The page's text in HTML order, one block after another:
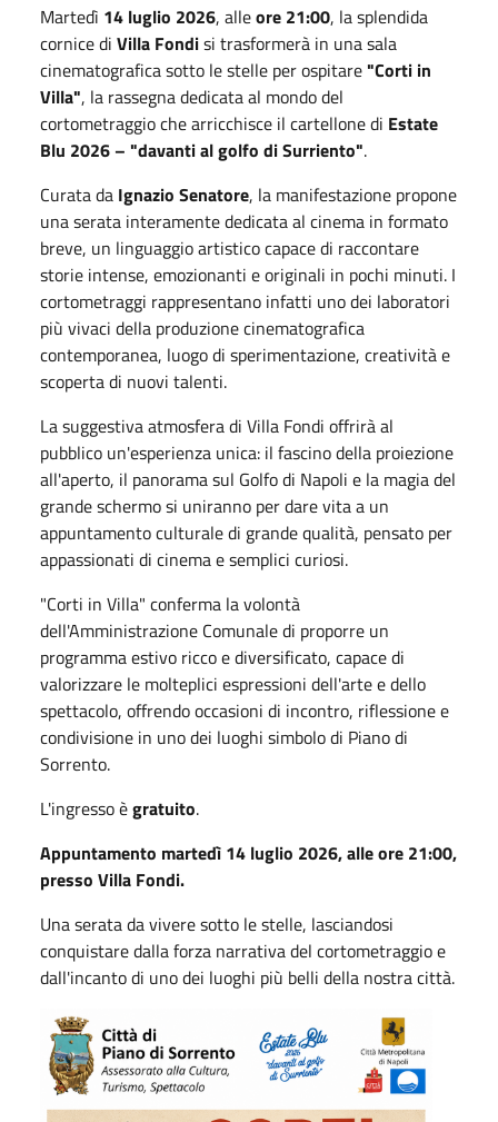
Martedì 14 luglio 2026, alleore 21:00, la splendida
cornice di Villa Fondisi trasformerà in una sala
cinematografica sotto le stelle per ospitare"Corti in
Villa", la rassegna dedicata al mondo del
cortometraggio che arricchisce il cartellone di Estate
Blu 2026 – "davanti al golfo di Surriento".
Curata da Ignazio Senatore, la manifestazione propone
una serata interamente dedicata al cinema in formato
breve, un linguaggio artistico capace di raccontare
storie intense, emozionanti e originali in pochi minuti. I
cortometraggi rappresentano infatti uno dei laboratori
più vivaci della produzione cinematografica
contemporanea, luogo di sperimentazione, creatività e
scoperta di nuovi talenti.
La suggestiva atmosfera di Villa Fondi offrirà al
pubblico un'esperienza unica: il fascino della proiezione
all'aperto, il panorama sul Golfo di Napoli e la magia del
grande schermo si uniranno per dare vita a un
appuntamento culturale di grande qualità, pensato per
appassionati di cinema e semplici curiosi.
"Corti in Villa" conferma la volontà
dell'Amministrazione Comunale di proporre un
programma estivo ricco e diversificato, capace di
valorizzare le molteplici espressioni dell'arte e dello
spettacolo, offrendo occasioni di incontro, riflessione e
condivisione in uno dei luoghi simbolo di Piano di
Sorrento.
L'ingresso ègratuito.
Appuntamento martedì 14 luglio 2026, alle ore 21:00,
presso Villa Fondi.
Una serata da vivere sotto le stelle, lasciandosi
conquistare dalla forza narrativa del cortometraggio e
dall'incanto di uno dei luoghi più belli della nostra città.